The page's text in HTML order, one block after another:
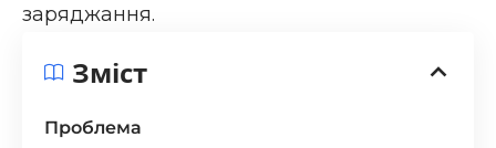
заряджання.
Зміст
Проблема